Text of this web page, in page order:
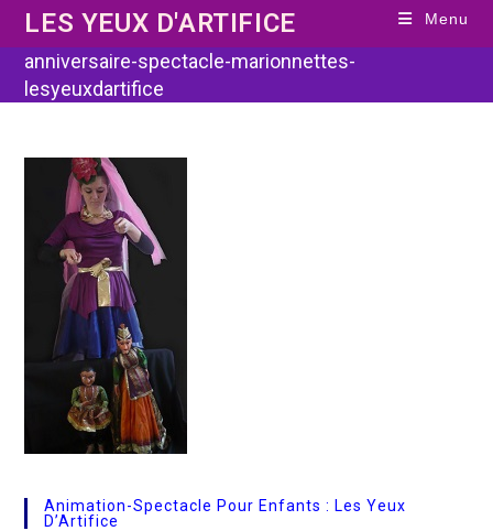
content
LES YEUX D'ARTIFICE Menu
anniversaire-spectacle-marionnettes-
lesyeuxdartifice
Animation-Spectacle Pour Enfants : Les Yeux
D’Artifice